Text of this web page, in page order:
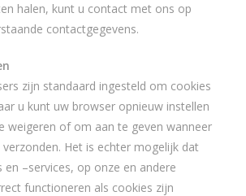
halen, kunt u contact met ons op
contactgegevens.
zijn standaard ingesteld om cookies
u kunt uw browser opnieuw instellen
weigeren of om aan te geven wanneer
Het is echter mogelijk dat
–services, op onze en andere
functioneren als cookies zijn